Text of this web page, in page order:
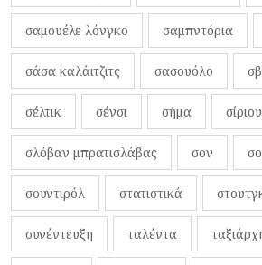
σαμουέλε λόνγκο σαμπντόρια
σάσα καλάιτζιτς σασουόλο
σέλτικ σένσι σήμα
σλόβαν μπρατισλάβας σον
σουντιρόλ στατιστικά
συνέντευξη ταλέντα